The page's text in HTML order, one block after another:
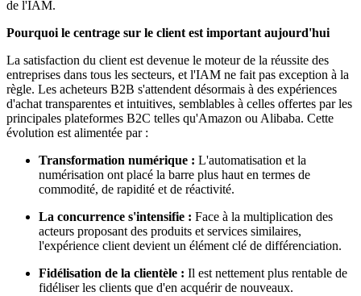
de l'IAM.
Pourquoi le centrage sur le client est important aujourd'hui
La satisfaction du client est devenue le moteur de la réussite des
entreprises dans tous les secteurs, et l'IAM ne fait pas exception à la
règle. Les acheteurs B2B s'attendent désormais à des expériences
d'achat transparentes et intuitives, semblables à celles offertes par les
principales plateformes B2C telles qu'Amazon ou Alibaba. Cette
évolution est alimentée par :
Transformation numérique : L'automatisation et la
numérisation ont placé la barre plus haut en termes de
commodité, de rapidité et de réactivité.
La concurrence s'intensifie : Face à la multiplication des
acteurs proposant des produits et services similaires,
l'expérience client devient un élément clé de différenciation.
Fidélisation de la clientèle : Il est nettement plus rentable de
fidéliser les clients que d'en acquérir de nouveaux.